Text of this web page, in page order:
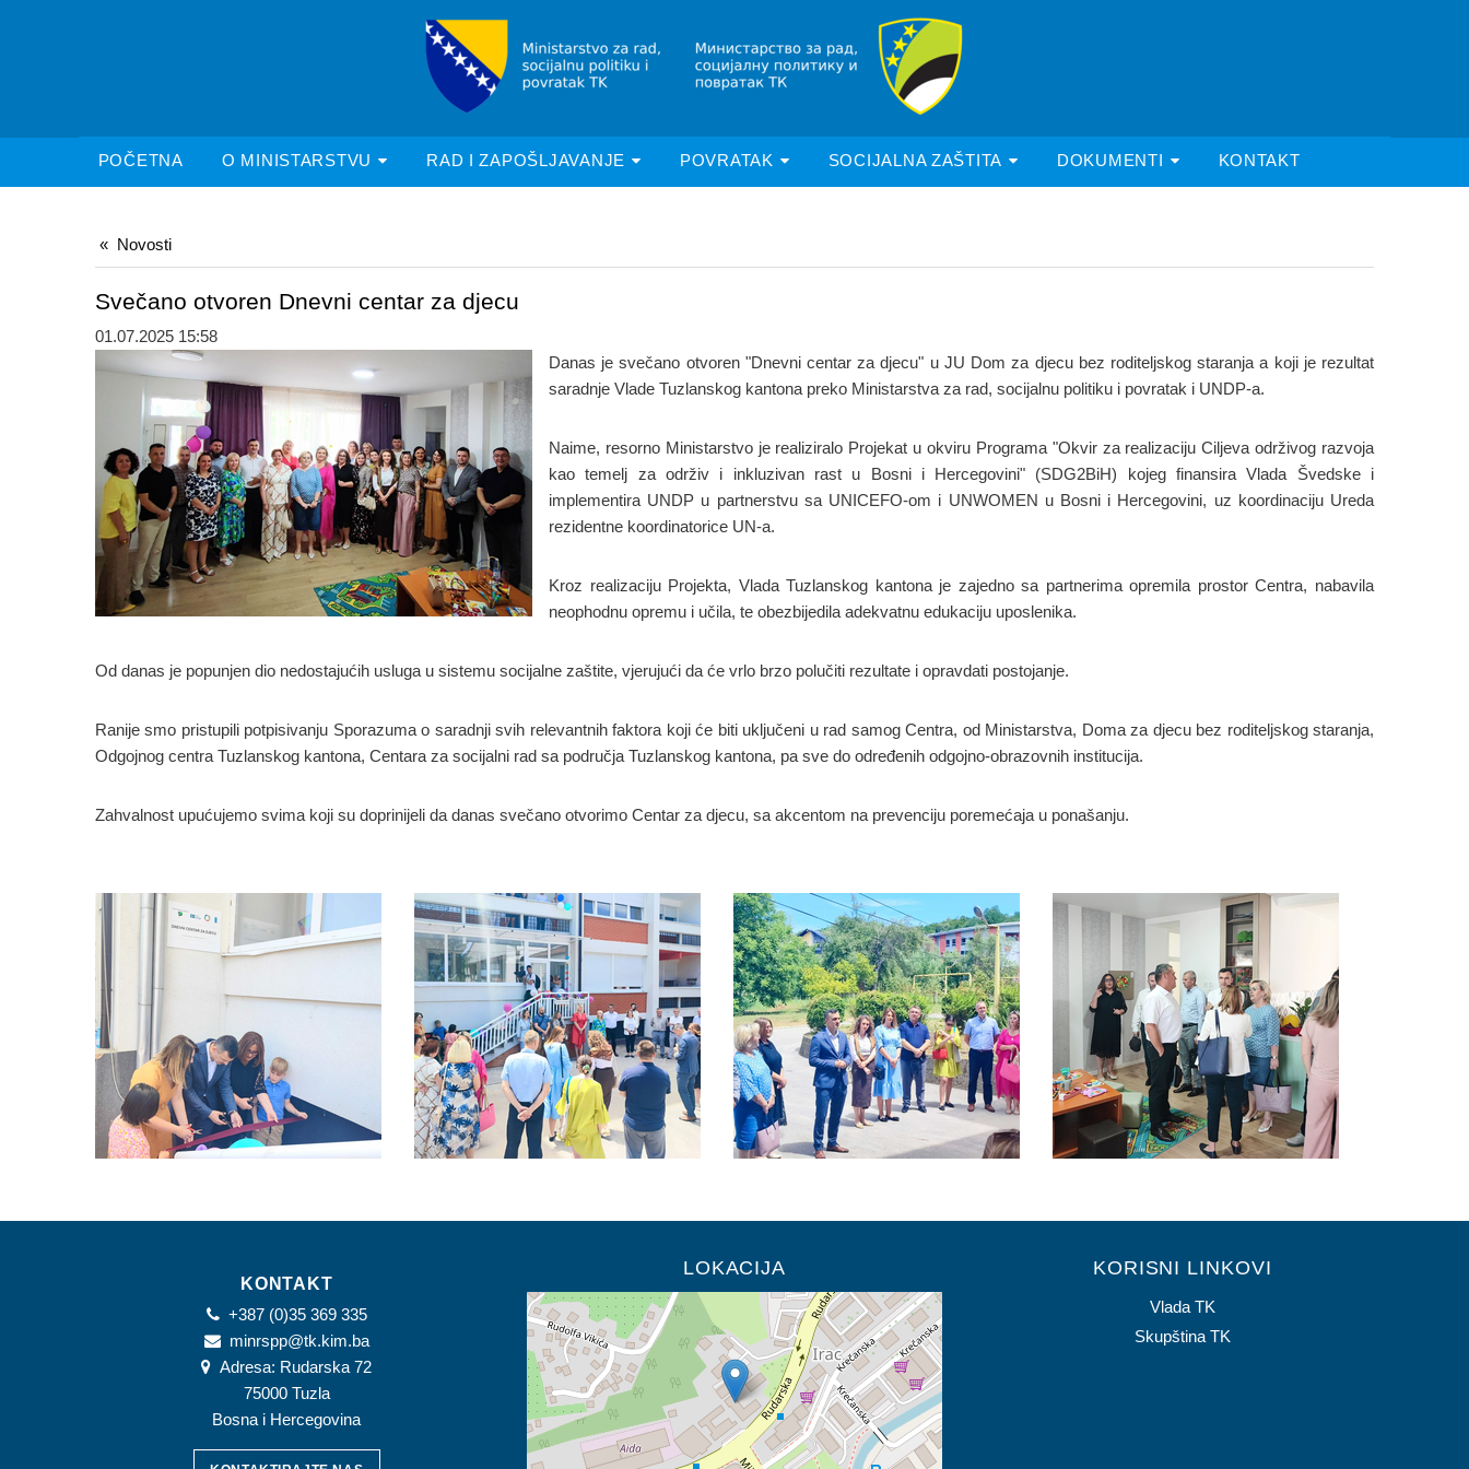
POČETNA O MINISTARSTVU RAD I ZAPOŠLJAVANJE POVRATAK SOCIJALNA ZAŠTITA DOKUMENTI KONTAKT
Novosti
Svečano otvoren Dnevni centar za djecu
01.07.2025 15:58
Danas je svečano otvoren "Dnevni centar za djecu" u JU Dom za djecu bez roditeljskog staranja a koji je rezultat
saradnje Vlade Tuzlanskog kantona preko Ministarstva za rad, socijalnu politiku i povratak i UNDP-a.
Naime, resorno Ministarstvo je realiziralo Projekat u okviru Programa "Okvir za realizaciju Ciljeva održivog razvoja
kao temelj za održiv i inkluzivan rast u Bosni i Hercegovini" (SDG2BiH) kojeg finansira Vlada Švedske i
implementira UNDP u partnerstvu sa UNICEFO-om i UNWOMEN u Bosni i Hercegovini, uz koordinaciju Ureda
rezidentne koordinatorice UN-a.
Kroz realizaciju Projekta, Vlada Tuzlanskog kantona je zajedno sa partnerima opremila prostor Centra, nabavila
neophodnu opremu i učila, te obezbijedila adekvatnu edukaciju uposlenika.
Od danas je popunjen dio nedostajućih usluga u sistemu socijalne zaštite, vjerujući da će vrlo brzo polučiti rezultate i opravdati postojanje.
Ranije smo pristupili potpisivanju Sporazuma o saradnji svih relevantnih faktora koji će biti uključeni u rad samog Centra, od Ministarstva, Doma za djecu bez roditeljskog staranja,
Odgojnog centra Tuzlanskog kantona, Centara za socijalni rad sa područja Tuzlanskog kantona, pa sve do određenih odgojno-obrazovnih institucija.
Zahvalnost upućujemo svima koji su doprinijeli da danas svečano otvorimo Centar za djecu, sa akcentom na prevenciju poremećaja u ponašanju.
KONTAKT
+387 (0)35 369 335
minrspp@tk.kim.ba
Adresa: Rudarska 72
75000 Tuzla
Bosna i Hercegovina
LOKACIJA KORISNI LINKOVI
Vlada TK
Skupština TK